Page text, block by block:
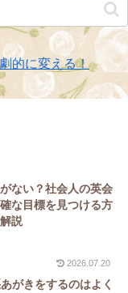
的に変える！
ない？社会人の英会
な目標を見つける方
説
2026.07.20
がきをするのはよく